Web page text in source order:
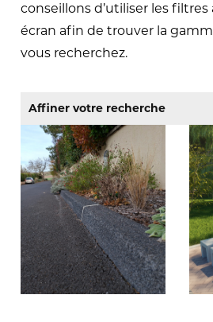
conseillons d’utiliser les
écran afin de trouver la
vous recherchez.
Affiner votre recherche
Type de
Accessoires jardins
Fontaines (1)
Travaux publics
(8)
Assainissement
(1)